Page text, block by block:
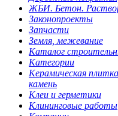
ЖБИ. Бетон.
Законопроекты
Запчасти
Земля, межевание
Каталог
Категории
Керамическая
камень
Клеи и герметики
Клининговые работы